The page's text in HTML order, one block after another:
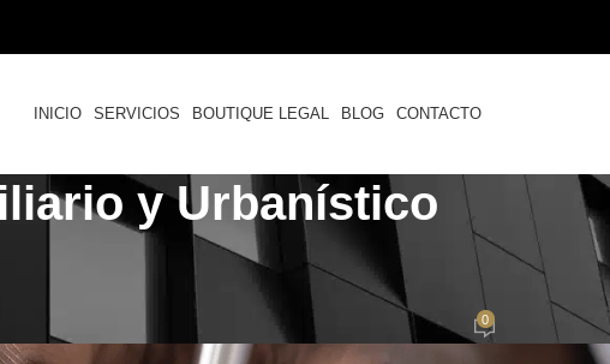
INICIO SERVICIOS BOUTIQUE LEGAL BLOG CONTACTO
y Urbanístico
PROPIEDAD HORIZONTAL
escudado en ley de
Activado 14 de diciembre de 2023 0